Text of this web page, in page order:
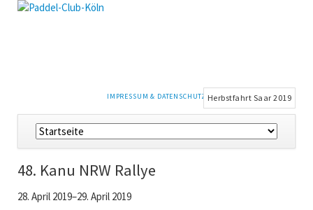
NAVIGATION
IMPRESSUM & DATENSCHUTZ Herbstfahrt Saar 2019
Navigation
überspringen
48. Kanu NRW Rallye
28. April 2019–29. April 2019